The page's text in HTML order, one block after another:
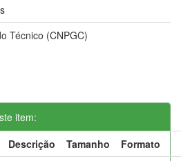
Técnico (CNPGC)
item:
Descrição Tamanho
Formato